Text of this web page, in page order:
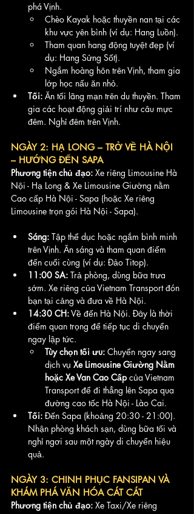
phá Vịnh.
Chèo Kayak hoặc thuyền nan tại các
khu vực yên bình (ví dụ: Hang Luồn).
Tham quan hang động tuyệt đẹp (ví
dụ: Hang Sửng Sốt).
Ngắm hoàng hôn trên Vịnh, tham gia
lớp học nấu ăn nhỏ.
Tối: Ăn tối lãng mạn trên du thuyền. Tham
gia các hoạt động giải trí như câu mực
đêm. Nghỉ đêm trên Vịnh.
NGÀY 2: HẠ LONG – TRỞ VỀ HÀ NỘI
– HƯỚNG ĐẾN SAPA
Phương tiện chủ đạo: Xe riêng Limousine Hà
Nội - Hạ Long & Xe Limousine Giường nằm
Cao cấp Hà Nội - Sapa (hoặc Xe riêng
Limousine trọn gói Hà Nội - Sapa).
Sáng: Tập thể dục hoặc ngắm bình minh
trên Vịnh. Ăn sáng và tham quan điểm
đến cuối cùng (ví dụ: Đảo Titop).
11:00 SA: Trả phòng, dùng bữa trưa
sớm. Xe riêng của Vietnam Transport đón
bạn tại cảng và đưa về Hà Nội.
14:30 CH: Về đến Hà Nội. Đây là thời
điểm quan trọng để tiếp tục di chuyển
ngay lập tức.
Tùy chọn tối ưu: Chuyển ngay sang
dịch vụ Xe Limousine Giường Nằm
hoặc Xe Van Cao Cấp của Vietnam
Transport để đi thẳng lên Sapa qua
đường cao tốc Hà Nội - Lào Cai.
Tối: Đến Sapa (khoảng 20:30 - 21:00).
Nhận phòng khách sạn, dùng bữa tối và
nghỉ ngơi sau một ngày di chuyển hiệu
quả.
NGÀY 3: CHINH PHỤC FANSIPAN VÀ
KHÁM PHÁ VĂN HÓA CÁT CÁT
Phương tiện chủ đạo: Xe Taxi/Xe riêng